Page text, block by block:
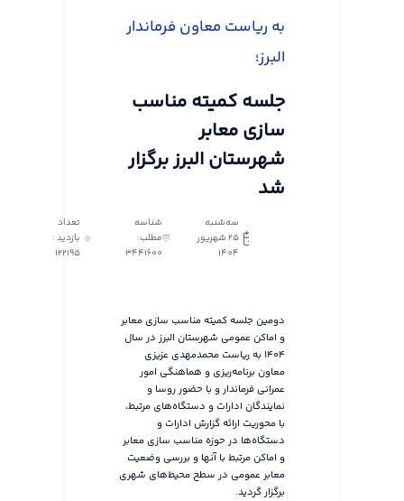
به ریاست معاون فرماندار
البرز؛
جلسه کمیته مناسب
سازی معابر
شهرستان البرز برگزار
شد
سه‌شنبه
25 شهریور
1404
شناسه
مطلب:
3441600
تعداد
بازدید :
122195
دومین جلسه کمیته مناسب سازی معابر
و اماکن عمومی شهرستان البرز در سال
۱۴۰۴ به ریاست محمدمهدی عزیزی
معاون برنامه‌ریزی و هماهنگی امور
عمرانی فرماندار و با حضور روسا و
نمایندگان ادارات و دستگاه‌های مرتبط،
با محوریت ارائه گزارش ادارات و
دستگاه‌ها در حوزه مناسب سازی معابر
و اماکن مرتبط با آنها و بررسی وضعیت
معابر عمومی در سطح محیط‌های شهری
برگزار گردید.